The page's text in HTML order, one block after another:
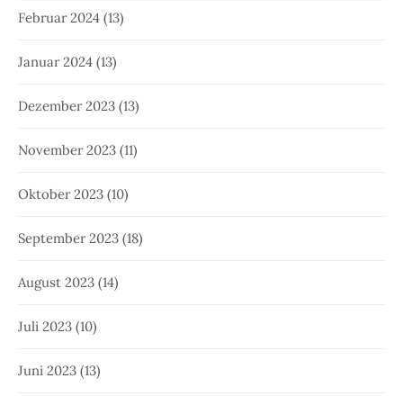
Februar 2024 (13)
Januar 2024 (13)
Dezember 2023 (13)
November 2023 (11)
Oktober 2023 (10)
September 2023 (18)
August 2023 (14)
Juli 2023 (10)
Juni 2023 (13)